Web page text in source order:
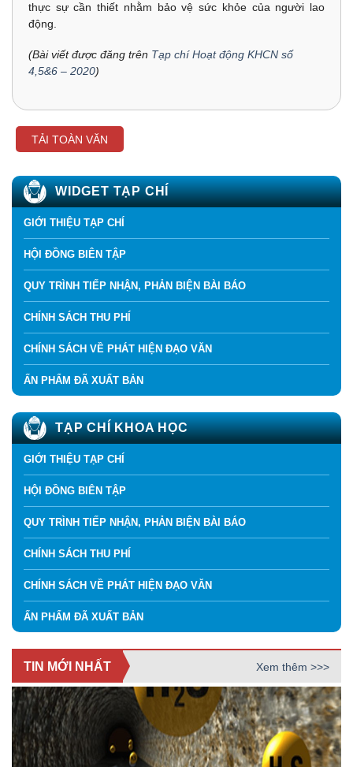
thực sự cần thiết nhằm bảo vệ sức khỏe của người lao
động.
(Bài viết được đăng trên Tạp chí Hoạt động KHCN số
4,5&6 – 2020)
TẢI TOÀN VĂN
WIDGET TẠP CHÍ
GIỚI THIỆU TẠP CHÍ
HỘI ĐỒNG BIÊN TẬP
QUY TRÌNH TIẾP NHẬN, PHẢN BIỆN BÀI BÁO
CHÍNH SÁCH THU PHÍ
CHÍNH SÁCH VỀ PHÁT HIỆN ĐẠO VĂN
ẤN PHẨM ĐÃ XUẤT BẢN
TẠP CHÍ KHOA HỌC
GIỚI THIỆU TẠP CHÍ
HỘI ĐỒNG BIÊN TẬP
QUY TRÌNH TIẾP NHẬN, PHẢN BIỆN BÀI BÁO
CHÍNH SÁCH THU PHÍ
CHÍNH SÁCH VỀ PHÁT HIỆN ĐẠO VĂN
ẤN PHẨM ĐÃ XUẤT BẢN
TIN MỚI NHẤT Xem thêm >>>